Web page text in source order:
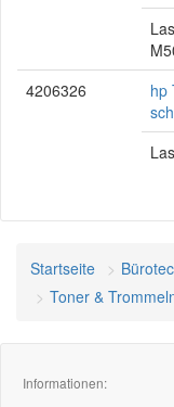
4206326
hp
Startseite
Toner &
Informationen: